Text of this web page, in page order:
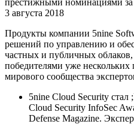
3 августа 2018
Продукты компании 5nine
решений по управлению и
частных и публичных
победителями уже
мирового сообщества
5nine Cloud Security стал
Cloud Security InfoSec
Defense Magazine.